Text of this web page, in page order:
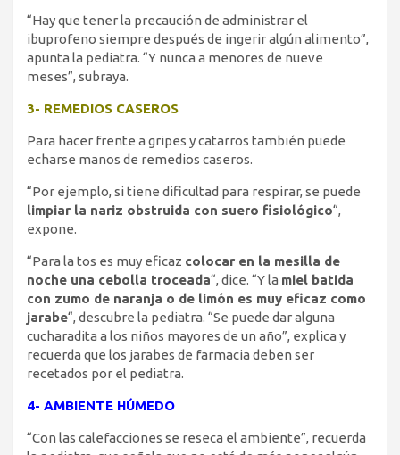
“Hay que tener la precaución de administrar el
ibuprofeno siempre después de ingerir algún alimento”,
apunta la pediatra. “Y nunca a menores de nueve
meses”, subraya.
3- REMEDIOS CASEROS
Para hacer frente a gripes y catarros también puede
echarse manos de remedios caseros.
“Por ejemplo, si tiene dificultad para respirar, se puede
limpiar la nariz obstruida con suero fisiológico“,
expone.
“Para la tos es muy eficaz colocar en la mesilla de
noche una cebolla troceada“, dice. “Y la miel batida
con zumo de naranja o de limón es muy eficaz como
jarabe“, descubre la pediatra. “Se puede dar alguna
cucharadita a los niños mayores de un año”, explica y
recuerda que los jarabes de farmacia deben ser
recetados por el pediatra.
4- AMBIENTE HÚMEDO
“Con las calefacciones se reseca el ambiente”, recuerda